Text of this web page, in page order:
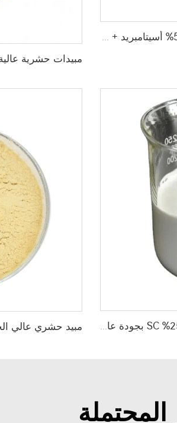
مبيد حشري فعال 5% تتراميثرين + 5% أسيتامبريد + 10% لامبدا سايالوثرين مسحوق لمكافحة الآفات
مبيد فطري زراعي أوكسيستروبين 25% SC بجودة عالية
المحتملة